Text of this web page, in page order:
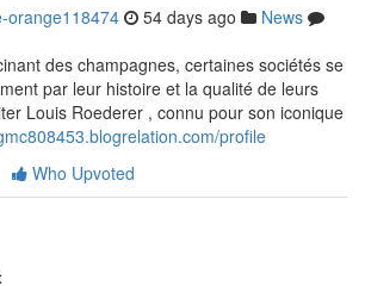
orange118474 54 days ago
News
des champagnes, certaines sociétés se
par leur histoire et la qualité de leurs
Louis Roederer , connu pour son iconique
profile
Who Upvoted